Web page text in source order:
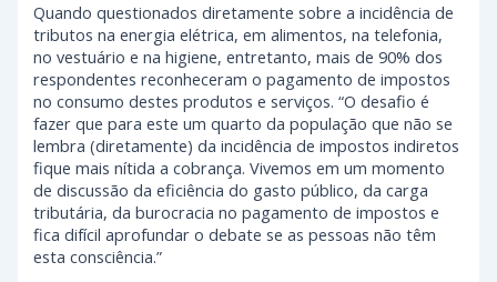
Quando questionados diretamente sobre a incidência de
tributos na energia elétrica, em alimentos, na telefonia,
no vestuário e na higiene, entretanto, mais de 90% dos
respondentes reconheceram o pagamento de impostos
no consumo destes produtos e serviços. “O desafio é
fazer que para este um quarto da população que não se
lembra (diretamente) da incidência de impostos indiretos
fique mais nítida a cobrança. Vivemos em um momento
de discussão da eficiência do gasto público, da carga
tributária, da burocracia no pagamento de impostos e
fica difícil aprofundar o debate se as pessoas não têm
esta consciência.”